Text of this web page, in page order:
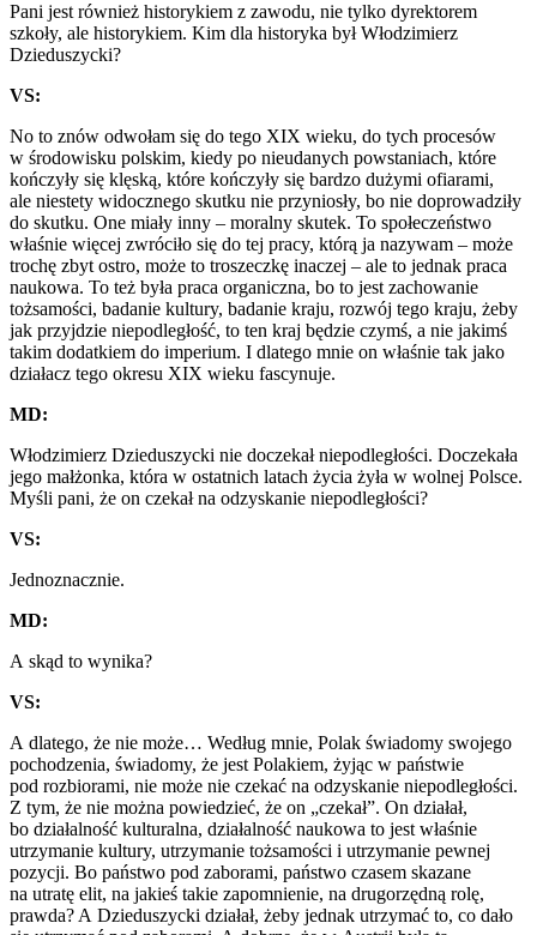
Pani jest również historykiem z zawodu, nie tylko dyrektorem
szkoły, ale historykiem. Kim dla historyka był Włodzimierz
Dzieduszycki?
VS:
No to znów odwołam się do tego XIX wieku, do tych procesów
w środowisku polskim, kiedy po nieudanych powstaniach, które
kończyły się klęską, które kończyły się bardzo dużymi ofiarami,
ale niestety widocznego skutku nie przyniosły, bo nie doprowadziły
do skutku. One miały inny – moralny skutek. To społeczeństwo
właśnie więcej zwróciło się do tej pracy, którą ja nazywam – może
trochę zbyt ostro, może to troszeczkę inaczej – ale to jednak praca
naukowa. To też była praca organiczna, bo to jest zachowanie
tożsamości, badanie kultury, badanie kraju, rozwój tego kraju, żeby
jak przyjdzie niepodległość, to ten kraj będzie czymś, a nie jakimś
takim dodatkiem do imperium. I dlatego mnie on właśnie tak jako
działacz tego okresu XIX wieku fascynuje.
MD:
Włodzimierz Dzieduszycki nie doczekał niepodległości. Doczekała
jego małżonka, która w ostatnich latach życia żyła w wolnej Polsce.
Myśli pani, że on czekał na odzyskanie niepodległości?
VS:
Jednoznacznie.
MD:
A skąd to wynika?
VS:
A dlatego, że nie może… Według mnie, Polak świadomy swojego
pochodzenia, świadomy, że jest Polakiem, żyjąc w państwie
pod rozbiorami, nie może nie czekać na odzyskanie niepodległości.
Z tym, że nie można powiedzieć, że on „czekał”. On działał,
bo działalność kulturalna, działalność naukowa to jest właśnie
utrzymanie kultury, utrzymanie tożsamości i utrzymanie pewnej
pozycji. Bo państwo pod zaborami, państwo czasem skazane
na utratę elit, na jakieś takie zapomnienie, na drugorzędną rolę,
prawda? A Dzieduszycki działał, żeby jednak utrzymać to, co dało